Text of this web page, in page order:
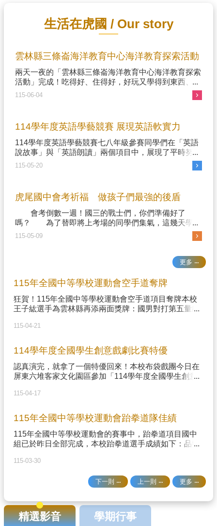
隱
政
策
政
生活在虎國 / Our story
雲林縣三條崙海洋教育中心海洋教育探索活動
115-06-04
兩天一夜的「雲林縣三條崙海洋教育中心海洋教育探索
活動」完成！吃得好、住得好，好玩又學得到東西、體
驗與認識雲林家鄉的海洋特色，實地踏查加上科技輔
助，每個孩子都樂在其中！努力騎單車逛黑森林單車
多玩幾趟，美麗的夕陽是三條崙的五星級風景，透過這
兩天的活動認識雲 ...更多
114學年度英語學藝競賽 展現英語軟實力
115-05-20
114學年度英語學藝競賽七八年級參賽同學們在「英語
說故事」與「英語朗讀」兩個項目中，展現了平時努力
練習的豐碩成果，不僅在台上毫不怯場，更用流利的英
語、豐富的語氣和生動的肢體語言詮釋每一個故事、朗
審 ...更多
虎尾國中會考祈福 做孩子們最強的後盾
115-05-09
會考倒數一週！國三的戰士們，你們準備好了
嗎？ 為了替即將上考場的同學們集氣，這幾天學校
可說是總動員！校長、教務主任與老師們帶著滿滿的誠
意，一同前往持法媽祖宮拜拜祈福。祈求虎國學生考試
更多
115年全國中等學校運動會空手道奪牌
115-04-21
狂賀！115年全國中等學校運動會空手道項目奪牌本校
王子紘選手為雲林縣再添兩面獎牌：國男對打第五量級
導、辛苦王爸爸王媽媽栽培！#下一站前進日本2026年
114學年度全國學生創意戲劇比賽特優
115-04-17
認真演完，就拿了一個特優回來！本校布袋戲團今日在
屏東六堆客家文化園區參加「114學年度全國學生創意
定，第四度的全國特優獎，相當開心！昨日也在中正國
時也藉此行參觀了屏東勝利新村、科技園區水族館、林
後四林平地森林以及到屏科大保育野生動物收容中心看
動物、聽了許多的故事，除了特優的成就，也在心靈、
知識上大豐收！#114學年全國學生創意戲劇比賽#感謝
亞霖老師後場指導
115年全國中等學校運動會跆拳道隊佳績
115-03-30
115年全國中等學校運動會的賽事中，跆拳道項目國中
組已於昨日全部完成，本校跆拳道選手成績如下：品勢
勢 第三名蔡弦祐、林聖捷、王清麒榮獲國中男子組 團體
名蔡弦祐榮獲國中個人品勢組 第七名對打部份：廖家柏
女子對打４９公斤級 第七名陳昱宏榮獲國中男子對打
６３公斤級 第七名恭喜以上選手在全中運場上獲得獎
項，證明自己的努力有成果，也為學校、為雲林縣爭
下一則 上一則 更多
精選影音 學期行事